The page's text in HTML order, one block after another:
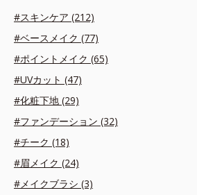
#スキンケア (212)
#ベースメイク (77)
#ポイントメイク (65)
#UVカット (47)
#化粧下地 (29)
#ファンデーション (32)
#チーク (18)
#眉メイク (24)
#メイクブラシ (3)